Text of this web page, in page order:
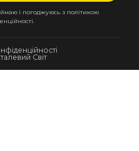
і погоджуюсь з політикою
Світ